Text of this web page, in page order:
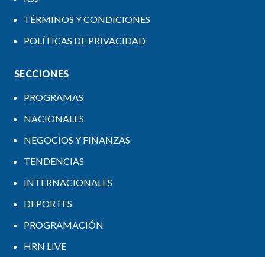
TÉRMINOS Y CONDICIONES
POLÍTICAS DE PRIVACIDAD
SECCIONES
PROGRAMAS
NACIONALES
NEGOCIOS Y FINANZAS
TENDENCIAS
INTERNACIONALES
DEPORTES
PROGRAMACIÓN
HRN LIVE